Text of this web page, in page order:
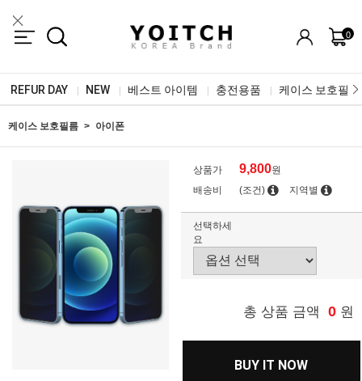
0
REFUR DAY NEW 베스트 아이템 충전용품 케이스 보호필름
케이스 보호필름 아이폰
상품가 9,800원
배송비
(조건) 지역별
선택하세
요
총 상품 금액 0 원
BUY IT NOW